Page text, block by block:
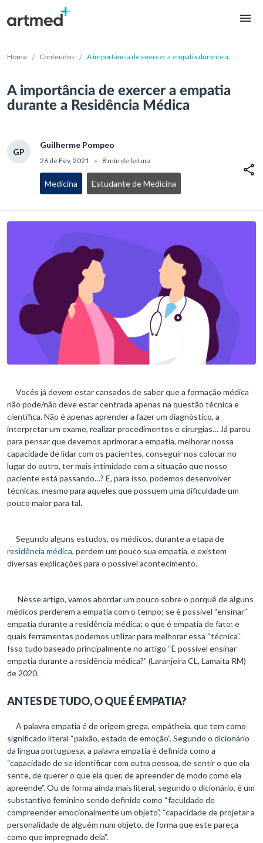
Home / Conteúdos / A importância de exercer a empatia durante a
A importância de exercer a empatia
durante a Residência Médica
GP
Guilherme Pompeo
26 de Fev, 2021 • 8 min de leitura
Medicina Estudante de Medicina
Vocês já devem estar cansados de saber que a formação médica
não pode/não deve estar centrada apenas na questão técnica e
científica. Não é apenas aprender a fazer um diagnóstico, a
interpretar um exame, realizar procedimentos e cirurgias… Já parou
para pensar que devemos aprimorar a empatia, melhorar nossa
capacidade de lidar com os pacientes, conseguir nos colocar no
lugar do outro, ter mais intimidade com a situação que nosso
paciente está passando…? E, para isso, podemos desenvolver
técnicas, mesmo para aqueles que possuem uma dificuldade um
pouco maior para tal.
Segundo alguns estudos, os médicos, durante a etapa de
residência médica, perdem um pouco sua empatia, e existem
diversas explicações para o possível acontecimento.
Nesse artigo, vamos abordar um pouco sobre o porquê de alguns
médicos perderem a empatia com o tempo; se é possível “ensinar”
empatia durante a residência médica; o que é empatia de fato; e
quais ferramentas podemos utilizar para melhorar essa “técnica”.
Isso tudo baseado principalmente no artigo “É possível ensinar
empatia durante a residência médica?” (Laranjeira CL, Lamaita RM)
de 2020.
ANTES DE TUDO, O QUE É EMPATIA?
A palavra empatia é de origem grega, empátheia, que tem como
significado literal “paixão, estado de emoção”. Segundo o dicionário
da língua portuguesa, a palavra empatia é definida como a
“capacidade de se identificar com outra pessoa, de sentir o que ela
sente, de querer o que ela quer, de apreender de modo como ela
apreende”. Ou de forma ainda mais literal, segundo o dicionário, é um
substantivo feminino sendo definido como “faculdade de
compreender emocionalmente um objeto”, “capacidade de projetar a
personalidade de alguém num objeto, de forma que este pareça
como que impregnado dela”.